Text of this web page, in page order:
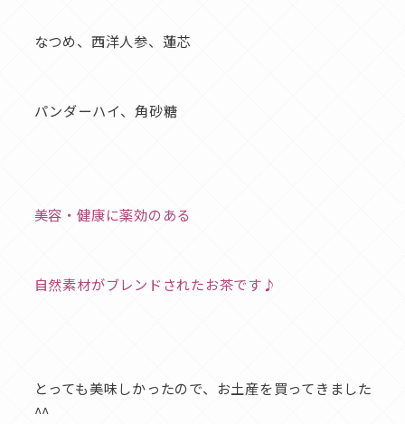
なつめ、西洋人参、蓮芯
パンダーハイ、角砂糖
美容・健康に薬効のある
自然素材がブレンドされたお茶です♪
とっても美味しかったので、お土産を買ってきました
^^